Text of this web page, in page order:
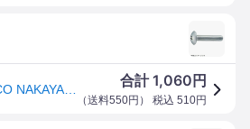
合計1,060 円
（送料550円 ） 税込 510円